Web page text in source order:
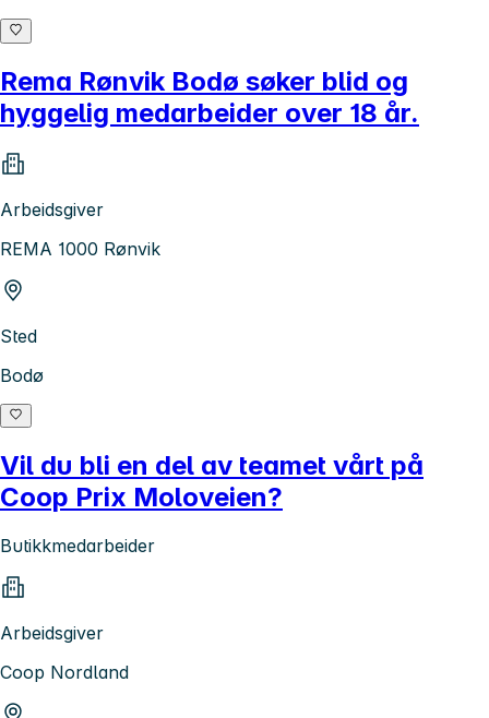
Rema Rønvik Bodø søker blid og
hyggelig medarbeider over 18 år.
Arbeidsgiver
REMA 1000 Rønvik
Sted
Bodø
Vil du bli en del av teamet vårt på
Coop Prix Moloveien?
Butikkmedarbeider
Arbeidsgiver
Coop Nordland